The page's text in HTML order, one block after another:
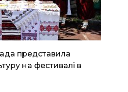
представила
на фестивалі в